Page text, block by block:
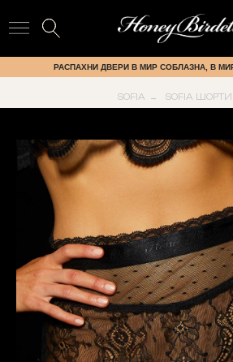
РАСПАХНИ ДВЕРИ В МИР СОБЛАЗНА, В МИР
SOFIA → SOFIA